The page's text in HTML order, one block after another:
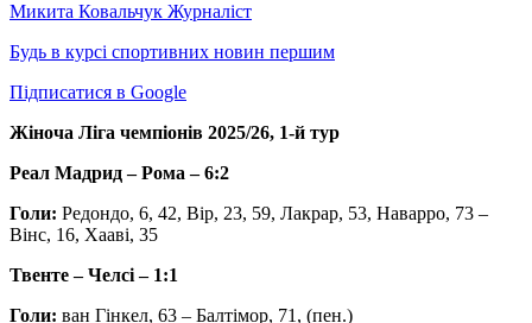
Микита Ковальчук Журналіст
Будь в курсі спортивних новин першим
Підписатися в Google
Жіноча Ліга чемпіонів 2025/26, 1-й тур
Реал Мадрид – Рома – 6:2
Голи: Редондо, 6, 42, Вір, 23, 59, Лакрар, 53, Наварро, 73 –
Вінс, 16, Хааві, 35
Твенте – Челсі – 1:1
Голи: ван Гінкел, 63 – Балтімор, 71, (пен.)